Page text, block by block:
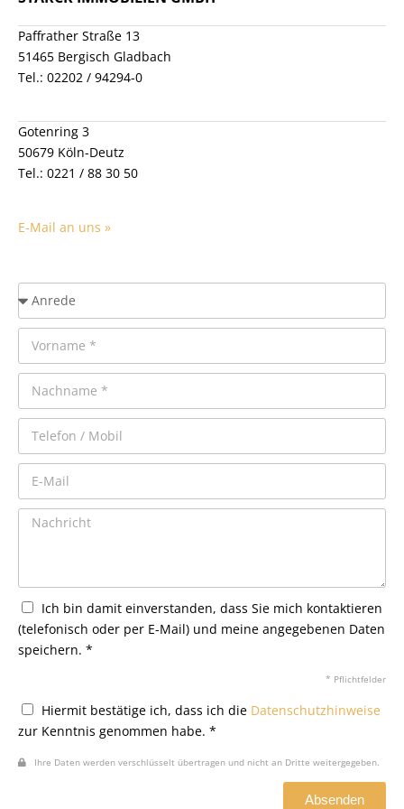
Kooperation
Karriere
Kundenempfehlungen
Paffrather Straße 13
51465 Bergisch Gladbach
Tel.: 02202 / 94294-0
Gotenring 3
50679 Köln-Deutz
Tel.: 0221 / 88 30 50
E-Mail an uns »
Ich bin damit einverstanden, dass Sie mich kontaktieren
(telefonisch oder per E-Mail) und meine angegebenen Daten
speichern. *
* Pflichtfelder
Hiermit bestätige ich, dass ich die Datenschutzhinweise
zur Kenntnis genommen habe. *
Ihre Daten werden verschlüsselt übertragen und nicht an Dritte weitergegeben.
Absenden